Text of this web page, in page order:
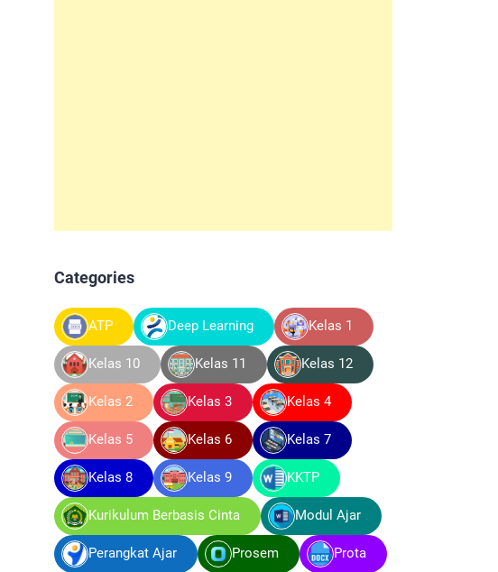
Categories
ATP Deep Learning Kelas 1
Kelas 10 Kelas 11 Kelas 12
Kelas 2 Kelas 3 Kelas 4
Kelas 5 Kelas 6 Kelas 7
Kelas 8 Kelas 9 KKTP
Kurikulum Berbasis Cinta Modul Ajar
Perangkat Ajar Prosem Prota